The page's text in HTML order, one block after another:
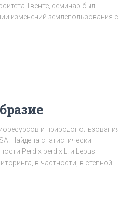
Твенте, семинар был
изменений землепользования с
и природопользования
Найдена статистически
Реrdiх реrdiх L. и Lepus
в частности, в степной